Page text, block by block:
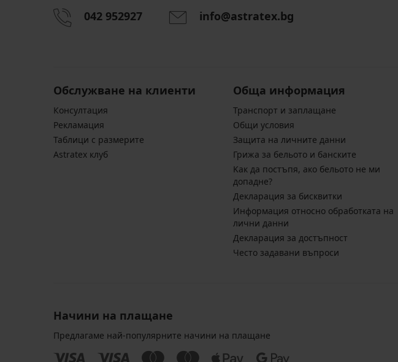
042 952927 info@astratex.bg
Обслужване на клиенти
Консултация
Pекламация
Таблици с размерите
Astratex клуб
Обща информация
Транспорт и заплащане
Общи условия
Защита на личните данни
Грижа за бельото и банските
Kак да постъпя, ако бельото не ми
допадне?
Декларация за бисквитки
Информация относно обработката на
лични данни
Декларация за достъпност
Често задавани въпроси
Начини на плащане
Предлагаме най-популярните начини на плащане